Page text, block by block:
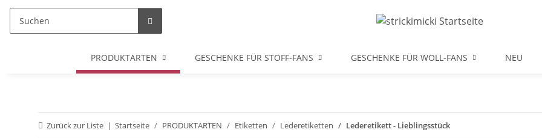
PRODUKTARTEN GESCHENKE FÜR STOFF-FANS GESCHENKE FÜR WOLL-FANS NEU
Zurück zur Liste Startseite PRODUKTARTEN Etiketten Lederetiketten Lederetikett - Lieblingsstück